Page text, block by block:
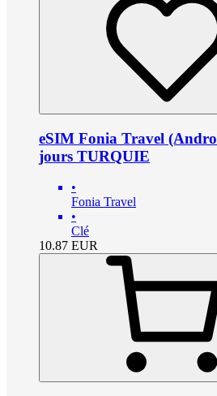
eSIM Fonia Travel
jours TURQUIE
•
Fonia Travel
•
Clé
10.87 EUR